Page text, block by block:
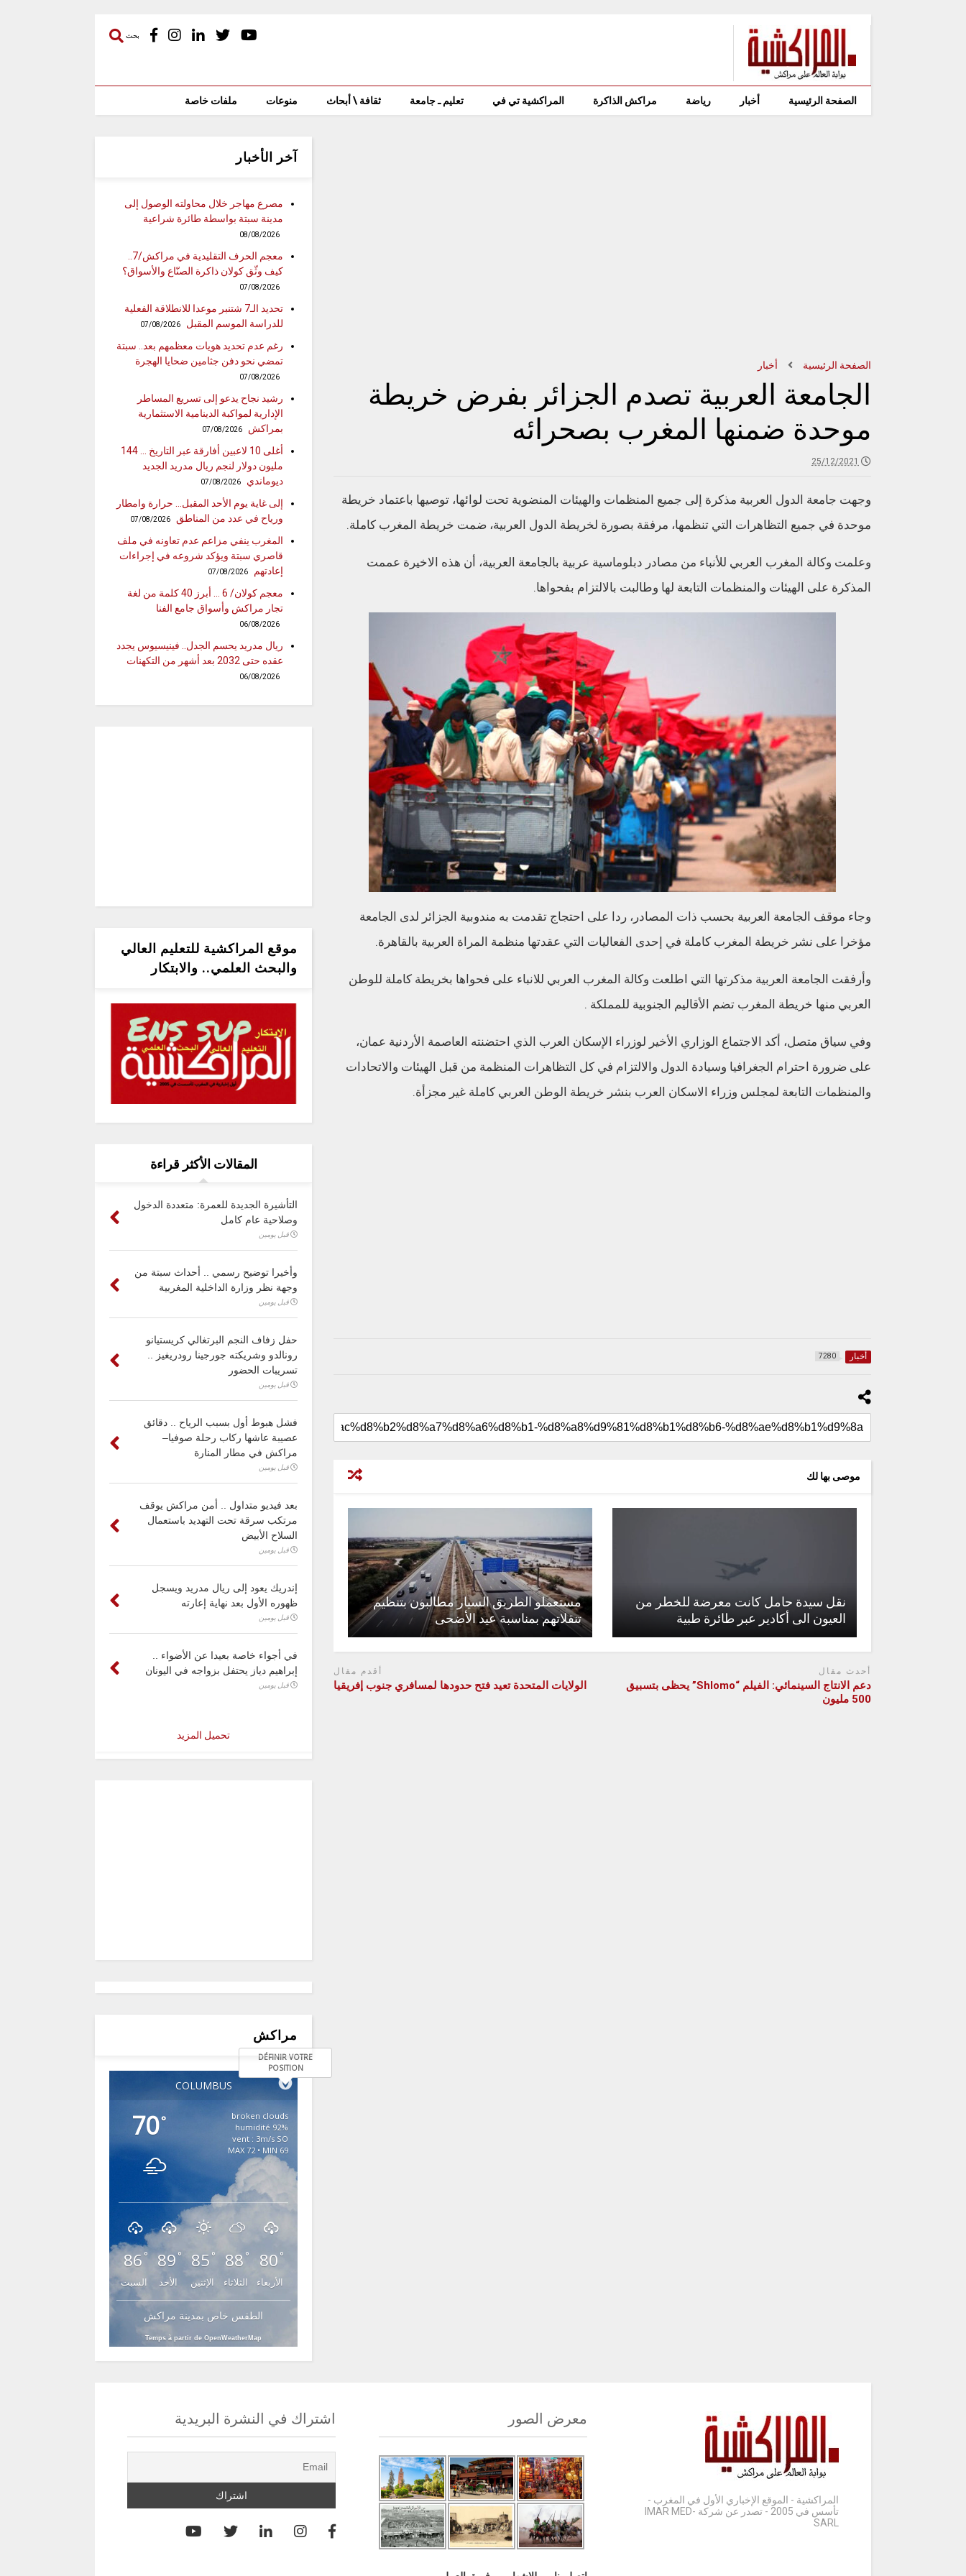
بحث
الصفحة الرئيسية أخبار رياضة مراكش الذاكرة المراكشية تي في تعليم ـ جامعة ثقافة \ أبحاث منوعات ملفات خاصة
الصفحة الرئيسية أخبار
الجامعة العربية تصدم الجزائر بفرض خريطة
موحدة ضمنها المغرب بصحرائه
25/12/2021
وجهت جامعة الدول العربية مذكرة إلى جميع المنظمات والهيئات المنضوية تحت لوائها، توصيها باعتماد خريطة
موحدة في جميع التظاهرات التي تنظمها، مرفقة بصورة لخريطة الدول العربية، ضمت خريطة المغرب كاملة.
وعلمت وكالة المغرب العربي للأنباء من مصادر دبلوماسية عربية بالجامعة العربية، أن هذه الاخيرة عممت
المذكرة على الهيئات والمنظمات التابعة لها وطالبت بالالتزام بفحواها.
وجاء موقف الجامعة العربية بحسب ذات المصادر، ردا على احتجاج تقدمت به مندوبية الجزائر لدى الجامعة
مؤخرا على نشر خريطة المغرب كاملة في إحدى الفعاليات التي عقدتها منظمة المراة العربية بالقاهرة.
وأرفقت الجامعة العربية مذكرتها التي اطلعت وكالة المغرب العربي للانباء على فحواها بخريطة كاملة للوطن
العربي منها خريطة المغرب تضم الأقاليم الجنوبية للمملكة .
وفي سياق متصل، أكد الاجتماع الوزاري الأخير لوزراء الإسكان العرب الذي احتضنته العاصمة الأردنية عمان،
على ضرورة احترام الجغرافيا وسيادة الدول والالتزام في كل التظاهرات المنظمة من قبل الهيئات والاتحادات
والمنظمات التابعة لمجلس وزراء الاسكان العرب بنشر خريطة الوطن العربي كاملة غير مجزأة.
أخبار 7280
موصى بها لك
نقل سيدة حامل كانت معرضة للخطر من
العيون الى أكادير عبر طائرة طبية
مستعملو الطريق السيار مطالبون بتنظيم
تنقلاتهم بمناسبة عيد الأضحى
أحدث مقال
دعم الانتاج السينمائي: الفيلم “Shlomo” يحظى بتسبيق
500 مليون
أقدم مقال
الولايات المتحدة تعيد فتح حدودها لمسافري جنوب إفريقيا
آخر الأخبار
مصرع مهاجر خلال محاولته الوصول إلى
مدينة سبتة بواسطة طائرة شراعية
08/08/2026
معجم الحرف التقليدية في مراكش/7..
كيف وثّق كولان ذاكرة الصنّاع والأسواق؟
07/08/2026
تحديد الـ7 شتنبر موعدا للانطلاقة الفعلية
للدراسة الموسم المقبل
07/08/2026
رغم عدم تحديد هويات معظمهم بعد.. سبتة
تمضي نحو دفن جثامين ضحايا الهجرة
07/08/2026
رشيد نجاح يدعو إلى تسريع المساطر
الإدارية لمواكبة الدينامية الاستثمارية
بمراكش
07/08/2026
أغلى 10 لاعبين أفارقة عبر التاريخ … 144
مليون دولار لنجم ريال مدريد الجديد
ديوماندي
07/08/2026
إلى غاية يوم الأحد المقبل… حرارة وامطار
ورياح في عدد من المناطق
07/08/2026
المغرب ينفي مزاعم عدم تعاونه في ملف
قاصري سبتة ويؤكد شروعه في إجراءات
إعادتهم
07/08/2026
معجم كولان/ 6 … أبرز 40 كلمة من لغة
تجار مراكش وأسواق جامع الفنا
06/08/2026
ريال مدريد يحسم الجدل.. فينيسيوس يجدد
عقده حتى 2032 بعد أشهر من التكهنات
06/08/2026
موقع المراكشية للتعليم العالي
والبحث العلمي.. والابتكار
المقالات الأكثر قراءة
التأشيرة الجديدة للعمرة: متعددة الدخول
وصلاحية عام كامل
قبل يومين
وأخيرا توضيح رسمي .. أحداث سبتة من
وجهة نظر وزارة الداخلية المغربية
قبل يومين
حفل زفاف النجم البرتغالي كريستيانو
رونالدو وشريكته جورجينا رودريغيز ..
تسريبات الحضور
قبل يومين
فشل هبوط أول بسبب الرياح .. دقائق
عصيبة عاشها ركاب رحلة صوفيا–
مراكش في مطار المنارة
قبل يومين
بعد فيديو متداول .. أمن مراكش يوقف
مرتكب سرقة تحت التهديد باستعمال
السلاح الأبيض
قبل يومين
إندريك يعود إلى ريال مدريد ويسجل
ظهوره الأول بعد نهاية إعارته
قبل يومين
في أجواء خاصة بعيدا عن الأضواء ..
إبراهيم دياز يحتفل بزواجه في اليونان
قبل يومين
تحميل المزيد
مراكش
COLUMBUS
DÉFINIR VOTRE
POSITION
70°
broken clouds
92% humidité
vent : 3m/s SO
MAX 72 • MIN 69
86 °
السبت
89 °
الأحد
85 °
الإثنين
88 °
الثلاثاء
80 °
الأربعاء
الطقس خاص بمدينة مراكش
Temps à partir de OpenWeatherMap
المراكشية - الموقع الإخباري الأول في المغرب -
تأسس في 2005 - تصدر عن شركة IMAR MED-
SARL
معرض الصور اشتراك في النشرة البريدية